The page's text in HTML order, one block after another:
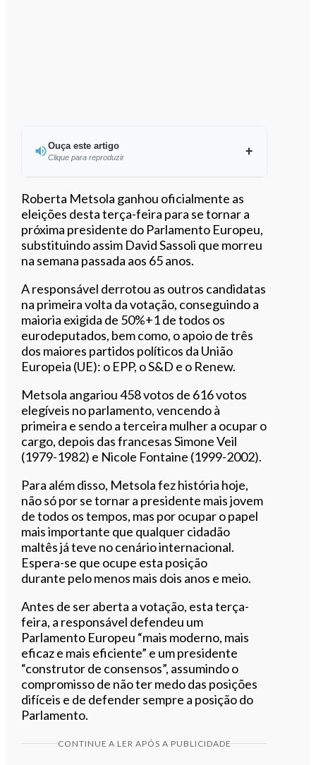
Ouça este artigo
Clique para reproduzir
Ouvir este artigo
Roberta Metsola ganhou oficialmente as
eleições desta terça-feira para se tornar a
próxima presidente do Parlamento Europeu,
substituindo assim David Sassoli que morreu
na semana passada aos 65 anos.
A responsável derrotou as outros candidatas
na primeira volta da votação, conseguindo a
maioria exigida de 50%+1 de todos os
eurodeputados, bem como, o apoio de três
dos maiores partidos políticos da União
Europeia (UE): o EPP, o S&D e o Renew.
Metsola angariou 458 votos de 616 votos
elegíveis no parlamento, vencendo à
primeira e sendo a terceira mulher a ocupar o
cargo, depois das francesas Simone Veil
(1979-1982) e Nicole Fontaine (1999-2002).
Para além disso, Metsola fez história hoje,
não só por se tornar a presidente mais jovem
de todos os tempos, mas por ocupar o papel
mais importante que qualquer cidadão
maltês já teve no cenário internacional.
Espera-se que ocupe esta posição
durante pelo menos mais dois anos e meio.
Antes de ser aberta a votação, esta terça-
feira, a responsável defendeu um
Parlamento Europeu “mais moderno, mais
eficaz e mais eficiente” e um presidente
“construtor de consensos”, assumindo o
compromisso de não ter medo das posições
difíceis e de defender sempre a posição do
Parlamento.
CONTINUE A LER APÓS A PUBLICIDADE